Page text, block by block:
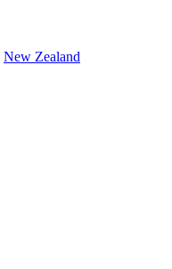
New Zealand